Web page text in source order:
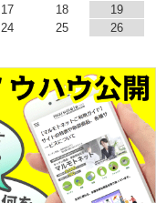
17 18
19
24 25
26